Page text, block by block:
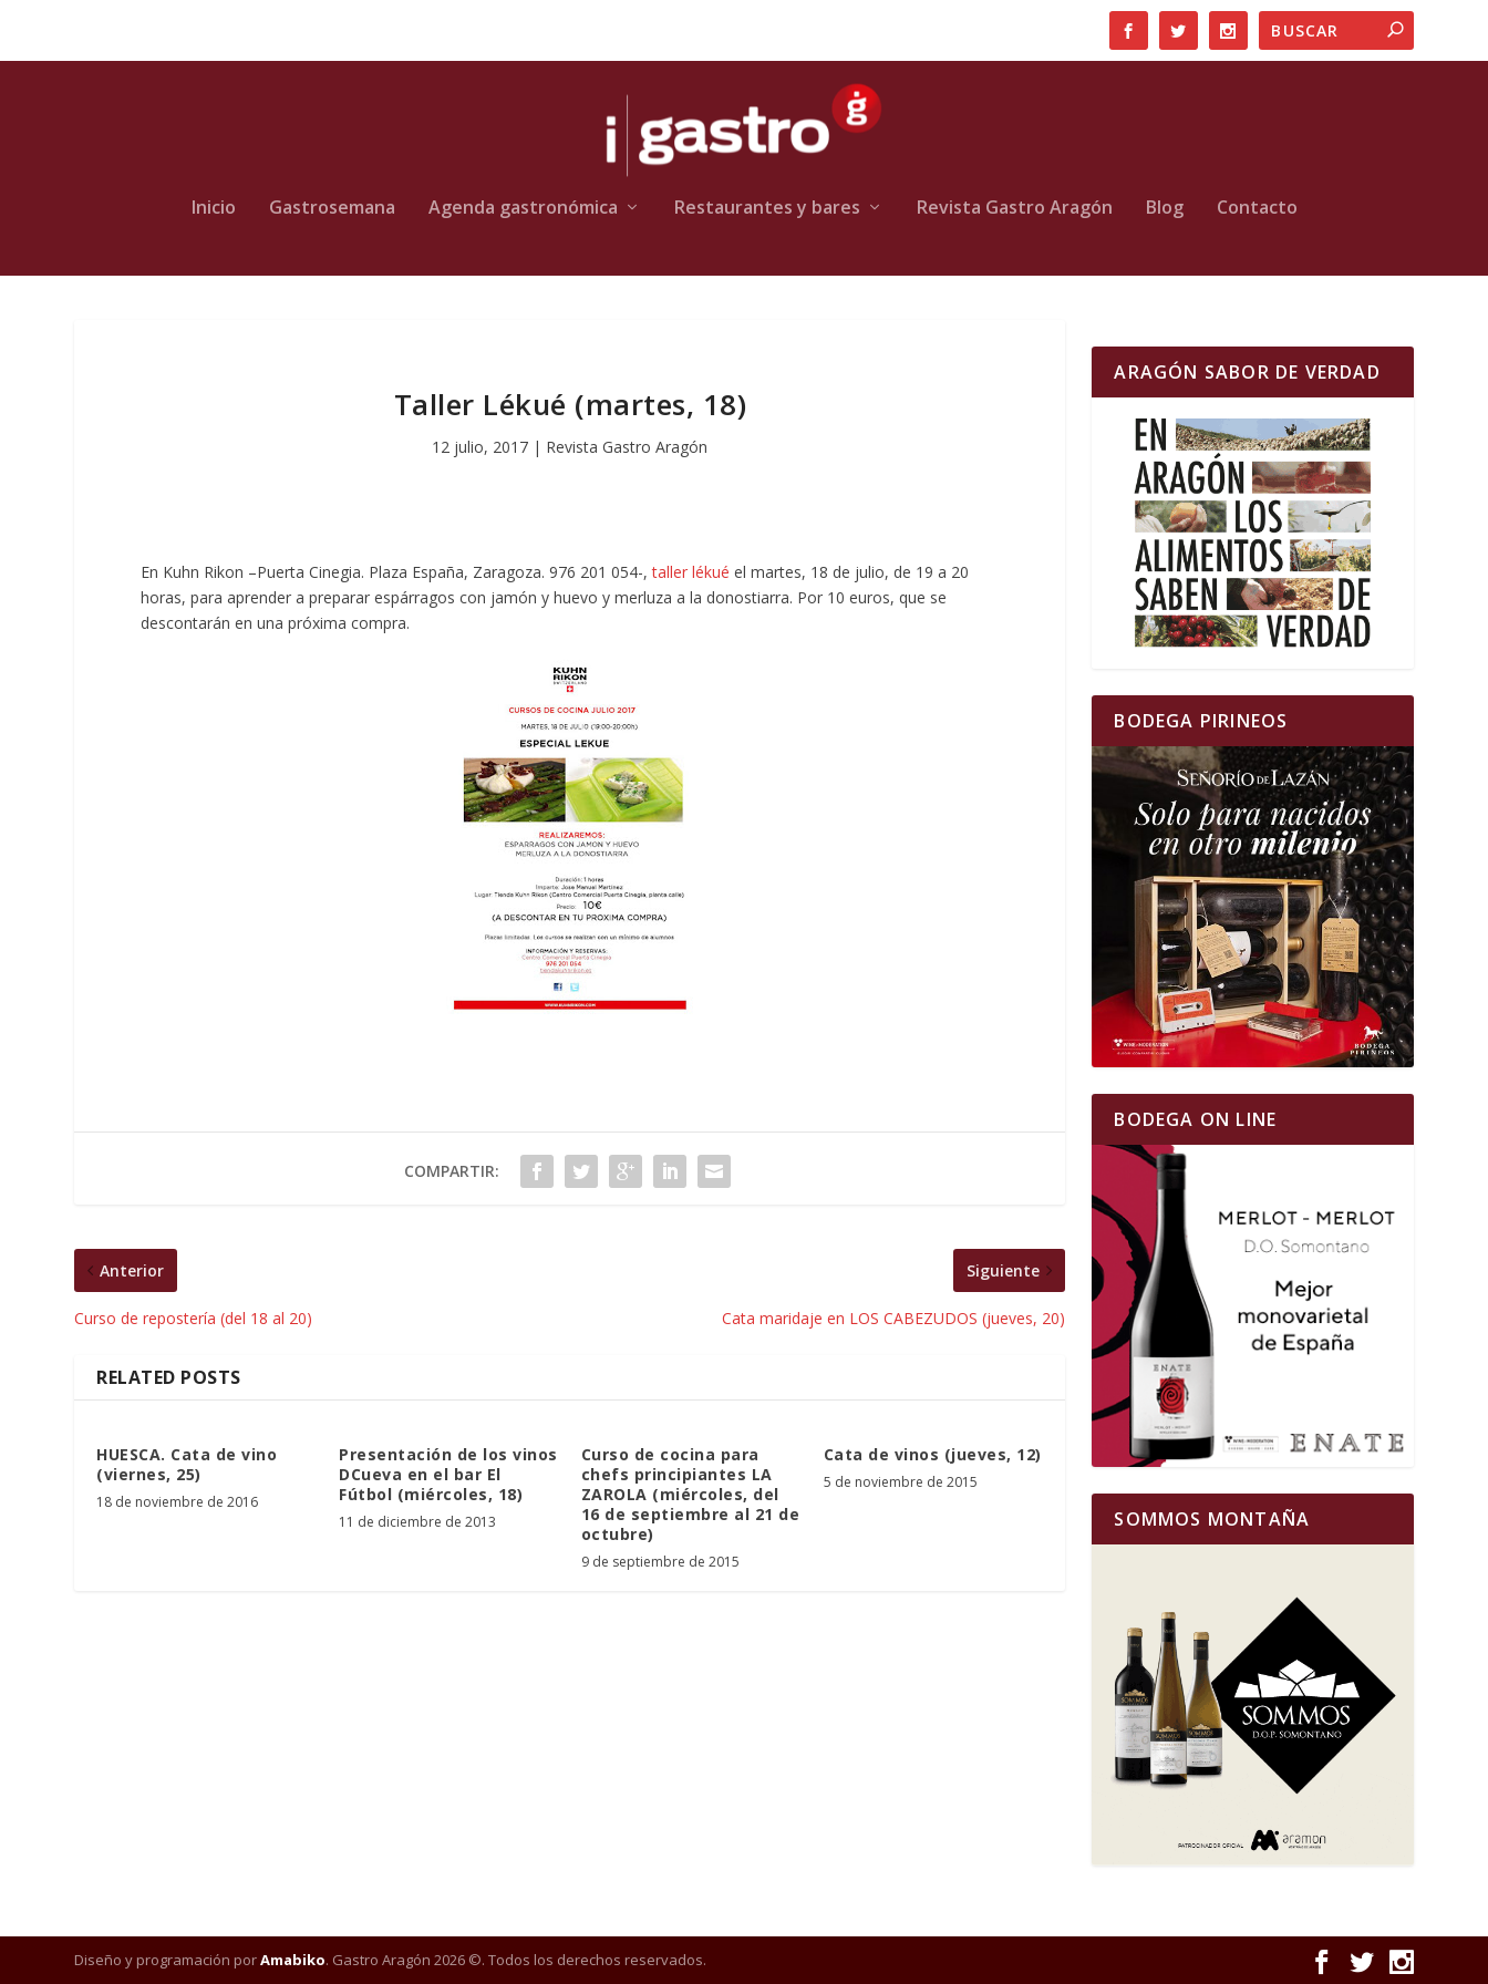
Inicio Gastrosemana Agenda gastronómica Restaurantes y bares Revista Gastro Aragón Blog Contacto
Taller Lékué (martes, 18)
12 julio, 2017 | Revista Gastro Aragón
En Kuhn Rikon –Puerta Cinegia. Plaza España, Zaragoza. 976 201 054-,taller lékué el martes, 18 de julio, de 19 a 20
horas, para aprender a preparar espárragos con jamón y huevo y merluza a la donostiarra. Por 10 euros, que se
descontarán en una próxima compra.
COMPARTIR:
Anterior
Curso de repostería (del 18 al 20)
Siguiente
Cata maridaje en LOS CABEZUDOS (jueves, 20)
RELATED POSTS
HUESCA. Cata de vino
(viernes, 25)
18 de noviembre de 2016
Presentación de los vinos
DCueva en el bar El
Fútbol (miércoles, 18)
11 de diciembre de 2013
Curso de cocina para
chefs principiantes LA
ZAROLA (miércoles, del
16 de septiembre al 21 de
octubre)
9 de septiembre de 2015
Cata de vinos (jueves, 12)
5 de noviembre de 2015
ARAGÓN SABOR DE VERDAD
BODEGA PIRINEOS
BODEGA ON LINE
SOMMOS MONTAÑA
Diseño y programación porAmabiko. Gastro Aragón 2026 ©. Todos los derechos reservados.